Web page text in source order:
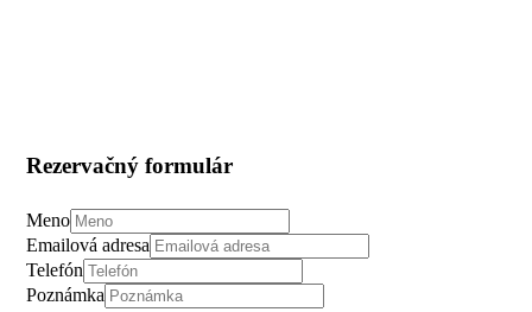
Rezervačný formulár
Meno
Emailová adresa
Telefón
Poznámka